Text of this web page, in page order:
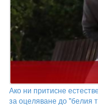
Ако ни притисне
за оцеляване до "белия